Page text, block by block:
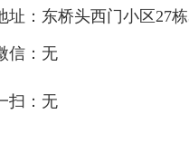
址： 东桥头西门小区27
信： 无
扫： 无